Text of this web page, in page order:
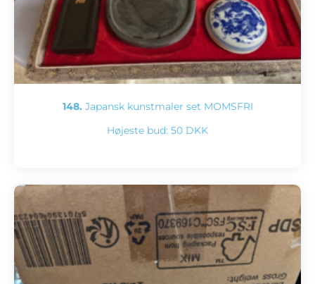
148. Japansk kunstmaler set MOMSFRI
Højeste bud: 50 DKK